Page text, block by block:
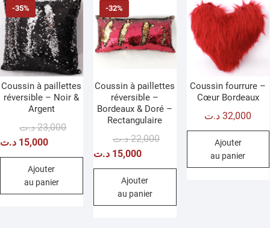
-35%
Coussin à paillettes
réversible – Noir &
Argent
23,000 د.ت
Le
initial
15,000 د.ت
Le
actuel
Ajouter
au panier
-32%
Coussin à paillettes
réversible –
Bordeaux & Doré –
Rectangulaire
22,000 د.ت
Le
initial
15,000 د.ت
Le
actuel
Ajouter
au panier
Coussin fourrure –
Cœur Bordeaux
32,000 د.ت
Ajouter
au panier